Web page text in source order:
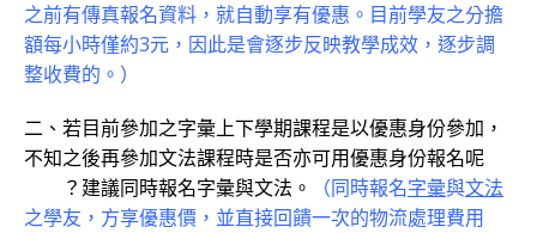
之前有傳真報名資料，就自動享有優惠。目前學友之分擔
額每小時僅約3元，因此是會逐步反映教學成效，逐步調
整收費的。）
二、若目前參加之字彙上下學期課程是以優惠身份參加，
不知之後再參加文法課程時是否亦可用優惠身份報名呢
？建議同時報名字彙與文法。
（同時報名字彙與文法
之學友，方享優惠價，並直接回饋一次的物流處理費用